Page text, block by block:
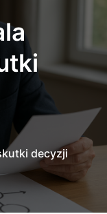
decyzji